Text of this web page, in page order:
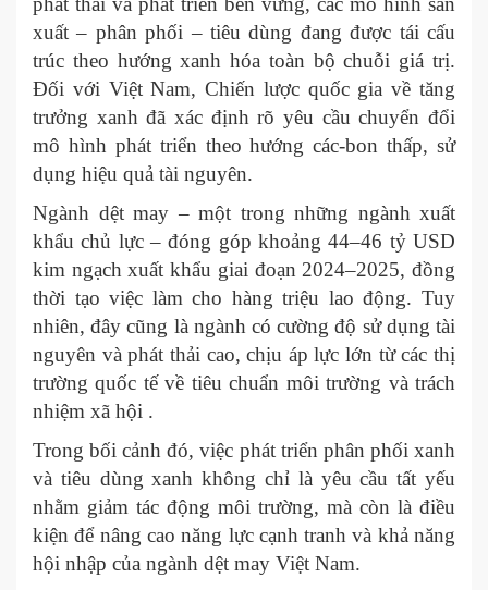
xuất – phân phối – tiêu dùng đang được tái cấu
trúc theo hướng xanh hóa toàn bộ chuỗi giá trị.
Đối với Việt Nam, Chiến lược quốc gia về tăng
trưởng xanh đã xác định rõ yêu cầu chuyển đổi
mô hình phát triển theo hướng các-bon thấp, sử
dụng hiệu quả tài nguyên.
Ngành dệt may – một trong những ngành xuất
khẩu chủ lực – đóng góp khoảng 44–46 tỷ USD
kim ngạch xuất khẩu giai đoạn 2024–2025, đồng
thời tạo việc làm cho hàng triệu lao động. Tuy
nhiên, đây cũng là ngành có cường độ sử dụng tài
nguyên và phát thải cao, chịu áp lực lớn từ các thị
trường quốc tế về tiêu chuẩn môi trường và trách
nhiệm xã hội .
Trong bối cảnh đó, việc phát triển phân phối xanh
và tiêu dùng xanh không chỉ là yêu cầu tất yếu
nhằm giảm tác động môi trường, mà còn là điều
kiện để nâng cao năng lực cạnh tranh và khả năng
hội nhập của ngành dệt may Việt Nam.